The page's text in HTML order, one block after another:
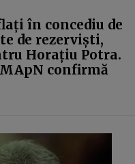
în concediu de
de rezerviști,
Horațiu Potra.
confirmă